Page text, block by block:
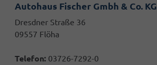
Autohaus Fischer Gmbh & Co. KG
Dresdner Straße 36
09557 Flöha
Telefon: 03726-7292-0